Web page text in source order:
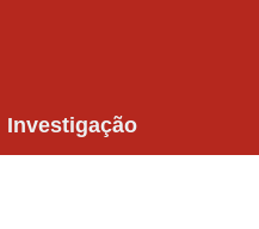
Investigação